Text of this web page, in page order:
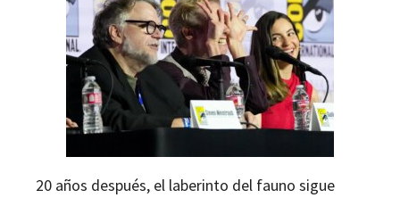
20 años después, el laberinto del fauno sigue